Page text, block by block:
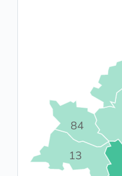
13
84